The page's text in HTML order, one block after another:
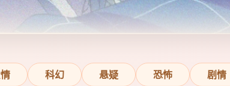
科幻 悬疑 恐怖 剧情